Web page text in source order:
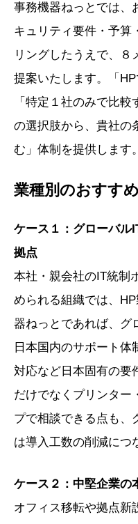
事務機器ねっとでは、
キュリティ要件・予算
リングしたうえで、８
提案いたします。「
「特定１社のみで比
の選択肢から、貴社の
む」体制を提供します。
業種別のおすす
ケース１：グローバル
拠点
本社・親会社のIT統制
められる組織では、
器ねっとであれば、グ
日本国内のサポート
対応など日本固有の要
だけでなくプリンター
プで相談できる点も、
は導入工数の削減につ
ケース２：中堅企業の
オフィス移転や拠点新